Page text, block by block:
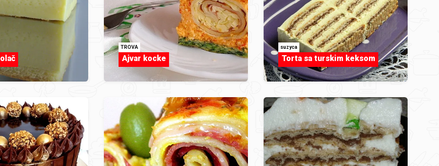
TROVA
Ajvar kocke
suzyca
Torta sa turskim keksom